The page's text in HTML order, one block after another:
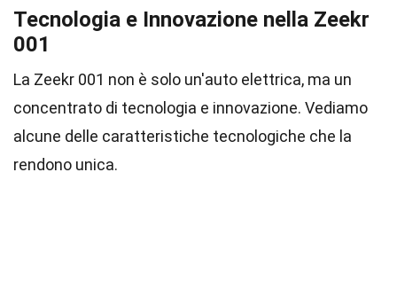
Tecnologia e Innovazione nella Zeekr
001
La Zeekr 001 non è solo un'auto elettrica, ma un
concentrato di tecnologia e innovazione. Vediamo
alcune delle caratteristiche tecnologiche che la
rendono unica.